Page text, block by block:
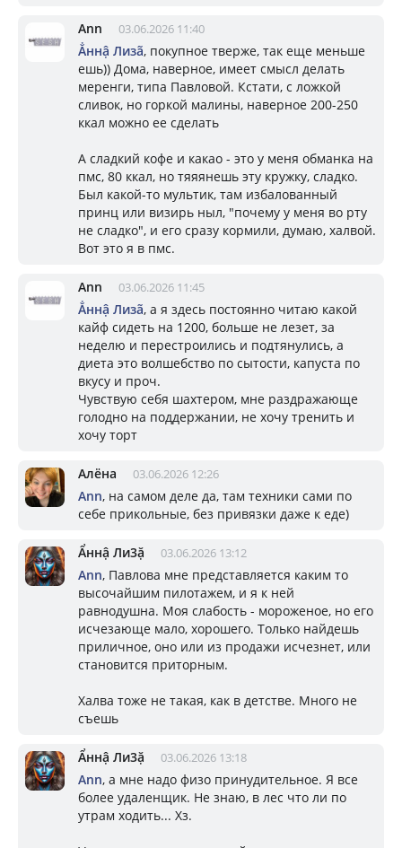
Ann 03.06.2026 11:40
Ẳннậ Лизã, покупное тверже, так еще меньше
ешь)) Дома, наверное, имеет смысл делать
меренги, типа Павловой. Кстати, с ложкой
сливок, но горкой малины, наверное 200-250
ккал можно ее сделать
А сладкий кофе и какао - это у меня обманка на
пмс, 80 ккал, но тяяянешь эту кружку, сладко.
Был какой-то мультик, там избалованный
принц или визирь ныл, "почему у меня во рту
не сладко", и его сразу кормили, думаю, халвой.
Вот это я в пмс.
Ann 03.06.2026 11:45
Ẳннậ Лизã, а я здесь постоянно читаю какой
кайф сидеть на 1200, больше не лезет, за
неделю и перестроились и подтянулись, а
диета это волшебство по сытости, капуста по
вкусу и проч.
Чувствую себя шахтером, мне раздражающе
голодно на поддержании, не хочу тренить и
хочу торт
Алёна 03.06.2026 12:26
Ann, на самом деле да, там техники сами по
себе прикольные, без привязки даже к еде)
Ẩннậ Ли3ặ 03.06.2026 13:12
Ann, Павлова мне представляется каким то
высочайшим пилотажем, и я к ней
равнодушна. Моя слабость - мороженое, но его
исчезающе мало, хорошего. Только найдешь
приличное, оно или из продажи исчезнет, или
становится приторным.
Халва тоже не такая, как в детстве. Много не
съешь
Ẩннậ Ли3ặ 03.06.2026 13:18
Ann, а мне надо физо принудительное. Я все
более удаленщик. Не знаю, в лес что ли по
утрам ходить... Хз.